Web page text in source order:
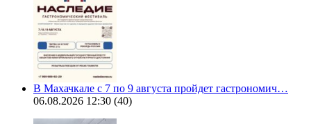
В Махачкале с 7 по 9 августа пройдет гастрономич…
06.08.2026 12:30 (40)